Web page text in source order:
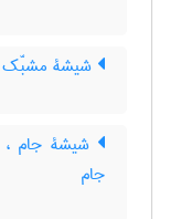
شیشۀ
شیشۀ جام
جام